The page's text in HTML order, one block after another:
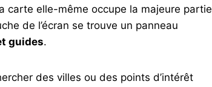
carte elle-même occupe la majeure partie
de l’écran se trouve un panneau
guides.
des villes ou des points d’intérêt